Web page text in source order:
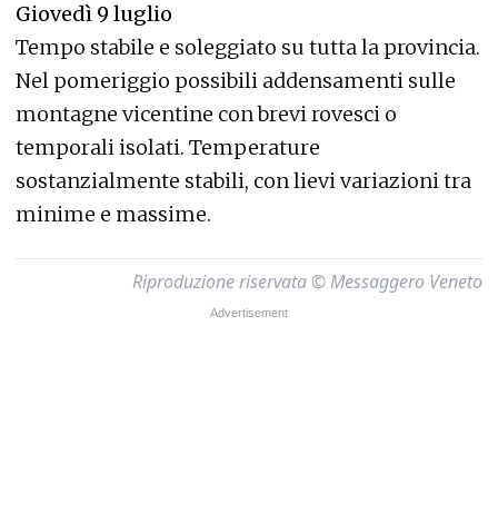
Giovedì 9 luglio
Tempo stabile e soleggiato su tutta la provincia.
Nel pomeriggio possibili addensamenti sulle
montagne vicentine con brevi rovesci o
temporali isolati. Temperature
sostanzialmente stabili, con lievi variazioni tra
minime e massime.
Riproduzione riservata © Messaggero Veneto